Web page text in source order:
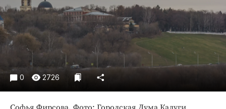
Общество
Праздники
Происшествия
Спорт
Экономика и бизнес
ПРОЕКТЫ
0 2726